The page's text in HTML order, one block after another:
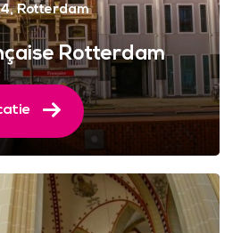
Rotterdam
Rotterdam